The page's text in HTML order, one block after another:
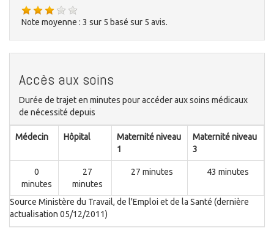
Note moyenne : 3 sur 5 basé sur 5 avis.
Accès aux soins
Durée de trajet en minutes pour accéder aux soins médicaux
de nécessité depuis
Médecin Hôpital
Maternité niveau
1
Maternité niveau
3
0
minutes
27
minutes
27 minutes 43 minutes
Source Ministère du Travail, de l'Emploi et de la Santé (dernière
actualisation 05/12/2011)